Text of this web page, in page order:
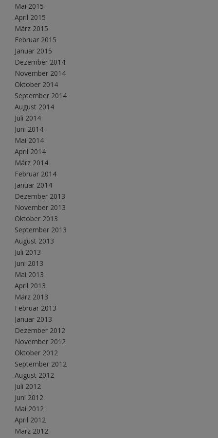
Mai 2015
April 2015
März 2015
Februar 2015
Januar 2015
Dezember 2014
November 2014
Oktober 2014
September 2014
August 2014
Juli 2014
Juni 2014
Mai 2014
April 2014
März 2014
Februar 2014
Januar 2014
Dezember 2013
November 2013
Oktober 2013
September 2013
August 2013
Juli 2013
Juni 2013
Mai 2013
April 2013
März 2013
Februar 2013
Januar 2013
Dezember 2012
November 2012
Oktober 2012
September 2012
August 2012
Juli 2012
Juni 2012
Mai 2012
April 2012
März 2012